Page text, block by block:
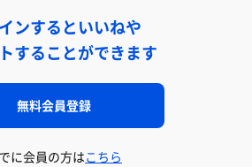
ンするといいねや
することができます
無料会員登録
に会員の方はこちら